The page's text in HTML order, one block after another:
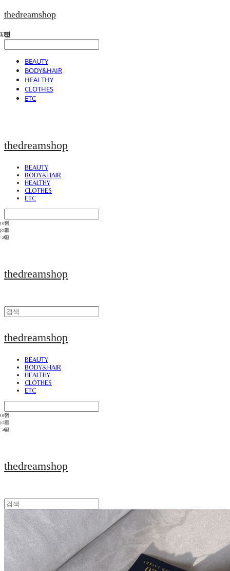
thedreamshop
BEAUTY
BODY&HAIR
HEALTHY
CLOTHES
ETC
thedreamshop
BEAUTY
BODY&HAIR
HEALTHY
CLOTHES
ETC
thedreamshop
thedreamshop
BEAUTY
BODY&HAIR
HEALTHY
CLOTHES
ETC
thedreamshop